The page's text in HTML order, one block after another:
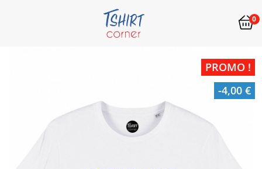
0
-4,00 €
PROMO !